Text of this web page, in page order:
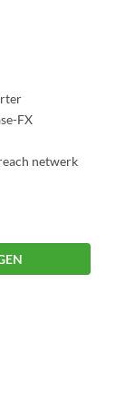
FX
netwerk